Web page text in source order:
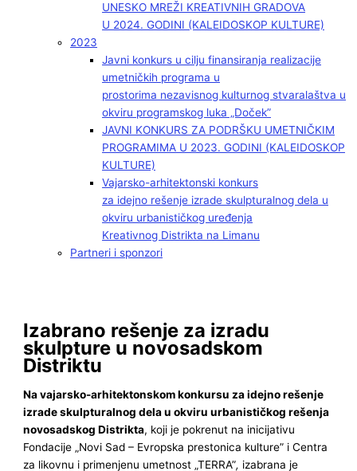
UNESKO MREŽI KREATIVNIH GRADOVA
U 2024. GODINI (KALEIDOSKOP KULTURE)
2023
Javni konkurs u cilju finansiranja realizacije
umetničkih programa u
prostorima nezavisnog kulturnog stvaralaštva u
okviru programskog luka „Doček”
JAVNI KONKURS ZA PODRŠKU UMETNIČKIM
PROGRAMIMA U 2023. GODINI (KALEIDOSKOP
KULTURE)
Vajarsko-arhitektonski konkurs
za idejno rešenje izrade skulpturalnog dela u
okviru urbanističkog uređenja
Kreativnog Distrikta na Limanu
Partneri i sponzori
Izabrano rešenje za izradu
skulpture u novosadskom
Distriktu
Na vajarsko-arhitektonskom konkursu za idejno rešenje
izrade skulpturalnog dela u okviru urbanističkog rešenja
novosadskog Distrikta, koji je pokrenut na inicijativu
Fondacije „Novi Sad – Evropska prestonica kulture” i Centra
za likovnu i primenjenu umetnost „TERRA”, izabrana je